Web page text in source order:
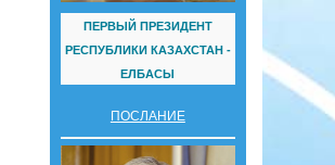
ПЕРВЫЙ ПРЕЗИДЕНТ
РЕСПУБЛИКИ КАЗАХСТАН -
ЕЛБАСЫ
ПОСЛАНИЕ